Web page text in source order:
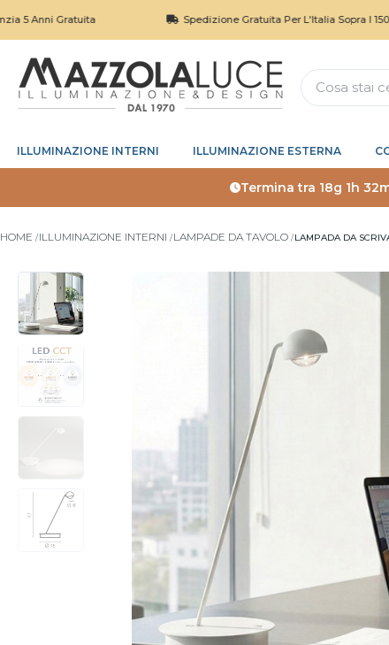
Gratuita Spedizione Gratuita Per L'Italia Sopra I 150€
ILLUMINAZIONE INTERNI ILLUMINAZIONE ESTERNA
Termina tra 18g 1h
HOME ILLUMINAZIONE INTERNI LAMPADE DA TAVOLO LAMPADA DA